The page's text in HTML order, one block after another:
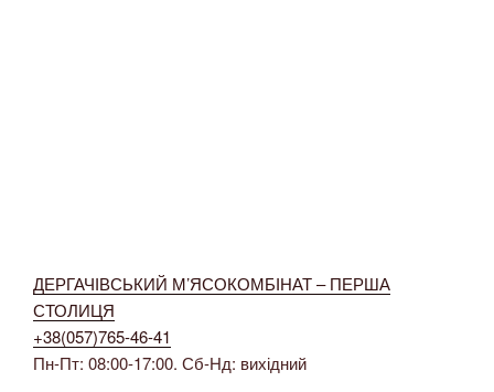
ДЕРГАЧІВСЬКИЙ М’ЯСОКОМБІНАТ – ПЕРША
СТОЛИЦЯ
+38(057)765-46-41
Пн-Пт: 08:00-17:00. Сб-Нд: вихідний